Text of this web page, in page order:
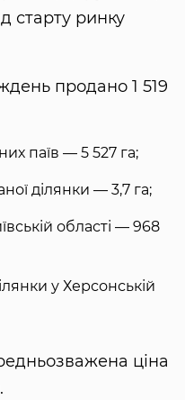
старту ринку
продано 1 519
паїв — 5 527 га;
ділянки — 3,7 га;
області — 968
у Херсонській
ціна